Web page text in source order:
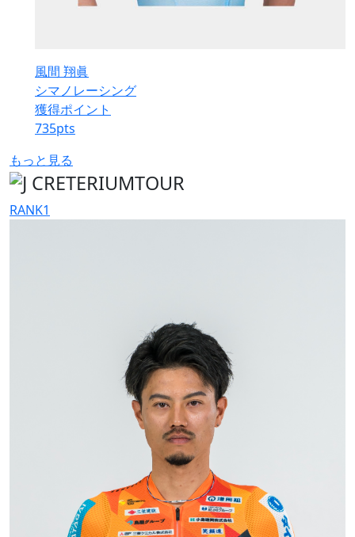
風間 翔眞
シマノレーシング
獲得ポイント
735pts
もっと見る
RANK1